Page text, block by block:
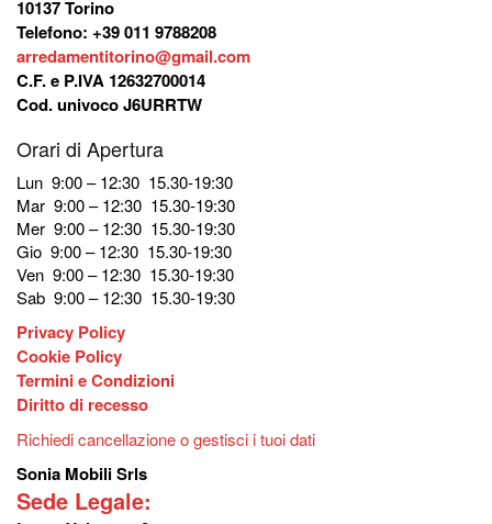
10137 Torino
Telefono: +39 011 9788208
arredamentitorino@gmail.com
C.F. e P.IVA 12632700014
Cod. univoco J6URRTW
Orari di Apertura
Lun 9:00 – 12:30 15.30-19:30
Mar 9:00 – 12:30 15.30-19:30
Mer 9:00 – 12:30 15.30-19:30
Gio 9:00 – 12:30 15.30-19:30
Ven 9:00 – 12:30 15.30-19:30
Sab 9:00 – 12:30 15.30-19:30
Privacy Policy
Cookie Policy
Termini e Condizioni
Diritto di recesso
Richiedi cancellazione o gestisci i tuoi dati
Sonia Mobili Srls
Sede Legale: